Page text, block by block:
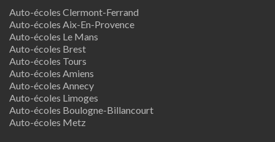
Auto-écoles Clermont-Ferrand
Auto-écoles Aix-En-Provence
Auto-écoles Le Mans
Auto-écoles Brest
Auto-écoles Tours
Auto-écoles Amiens
Auto-écoles Annecy
Auto-écoles Limoges
Auto-écoles Boulogne-Billancourt
Auto-écoles Metz